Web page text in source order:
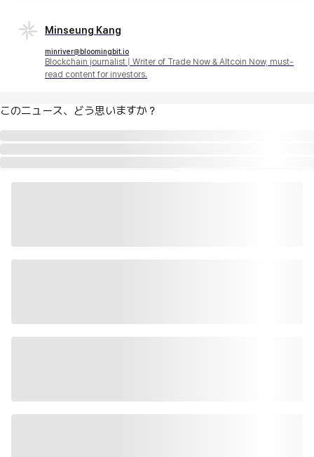
Minseung Kang
minriver@bloomingbit.io
Blockchain journalist | Writer of Trade Now & Altcoin Now, must-
read content for investors.
このニュース、どう思いますか？